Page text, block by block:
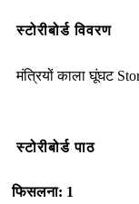
स्टोरीबोर्ड विवरण
मंत्रियों काला घूंघट
स्टोरीबोर्ड पाठ
फिसलना: 1